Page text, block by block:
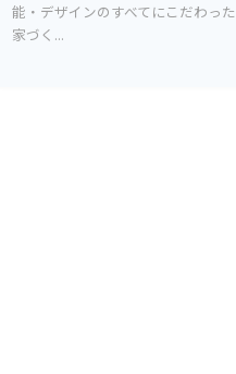
能・デザインのすべてにこだわった
家づく...